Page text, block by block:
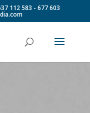
112 583 - 677 603